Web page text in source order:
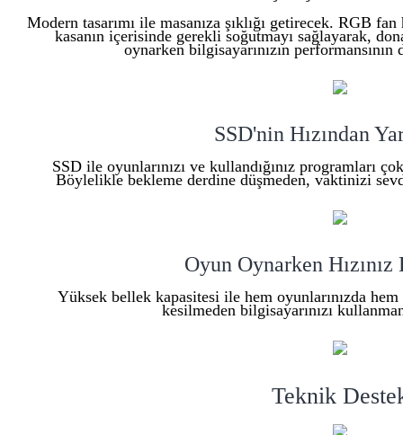
Modern tasarımı ile masanıza şıklığı getirecek. RGB
kasanın içerisinde gerekli soğutmayı sağlayarak,
oynarken bilgisayarınızın
SSD'nin Hızından
SSD ile oyunlarınızı ve kullandığınız programları
Böylelikle bekleme derdine düşmeden, vaktinizi
Oyun Oynarken
Yüksek bellek kapasitesi ile hem oyunlarınızda hem
kesilmeden bilgisayarınızı
Teknik